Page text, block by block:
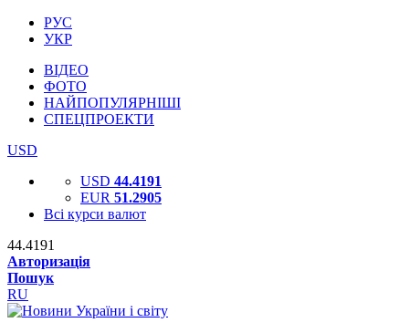
РУС
УКР
ВІДЕО
ФОТО
НАЙПОПУЛЯРНІШІ
СПЕЦПРОЕКТИ
USD
USD 44.4191
EUR 51.2905
Всі курси валют
44.4191
Авторизація
Пошук
RU